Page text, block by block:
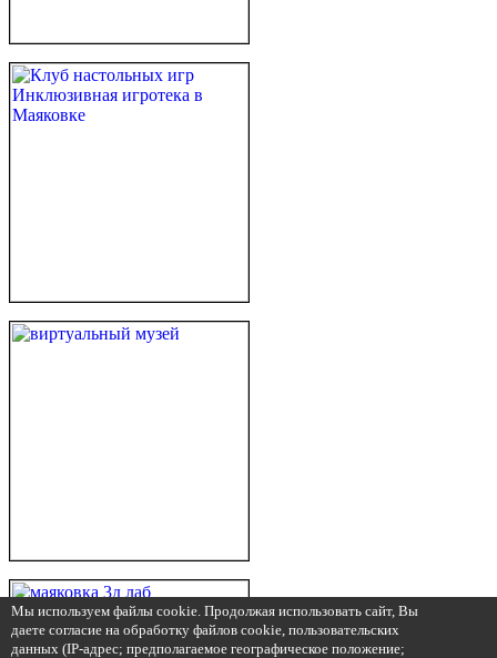
Мы используем файлы cookie. Продолжая использовать сайт, Вы
даете согласие на обработку файлов cookie, пользовательских
данных (IP-адрес; предполагаемое географическое положение;